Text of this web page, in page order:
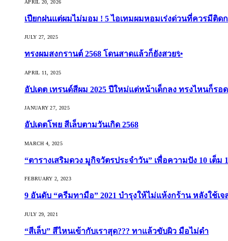
APRIL 20, 2026
เปียกฝนแต่ผมไม่มอม ! 5 ไอเทมผมหอมเร่งด่วนที่ควรมีติดก
JULY 27, 2025
ทรงผมสงกรานต์ 2568 โดนสาดแล้วก็ยังสวย✨
APRIL 11, 2025
อัปเดต เทรนด์สีผม 2025 ปีใหม่แต่หน้าเด็กลง ทรงไหนก็รอ
JANUARY 27, 2025
อัปเดตโพย สีเล็บตามวันเกิด 2568
MARCH 4, 2025
“ตารางเสริมดวง มูกิจวัตรประจำวัน” เพื่อความปัง 10 เต็ม
FEBRUARY 2, 2023
9 อันดับ “ครีมทามือ” 2021 บำรุงให้ไม่แห้งกร้าน หลังใช้เ
JULY 29, 2021
“สีเล็บ” สีไหนเข้ากับเราสุด??? ทาแล้วขับผิว มือไม่ดำ